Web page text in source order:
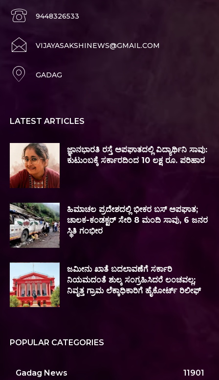
9448326533
VIJAYASAKSHINEWS@GMAIL.COM
GADAG
LATEST ARTICLES
ಜ್ಞಾನಭಾರತಿ ರಸ್ತೆ ಅಪಘಾತದಲ್ಲಿ ವಿದ್ಯಾರ್ಥಿನಿ ಸಾವು:
ಕುಟುಂಬಕ್ಕೆ ಸರ್ಕಾರದಿಂದ 10 ಲಕ್ಷ ರೂ. ಪರಿಹಾರ
ಹಿಮಾಚಲ ಪ್ರದೇಶದಲ್ಲಿ ಭೀಕರ ಬಸ್ ಅಪಘಾತ;
ಚಾಲಕ-ಕಂಡಕ್ಟರ್ ಸೇರಿ 8 ಮಂದಿ ಸಾವು, 6 ಜನರ
ಸ್ಥಿತಿ ಗಂಭೀರ
ಜಮೀನು ಖಾತೆ ಬದಲಾವಣೆಗೆ ಸರ್ಕಾರಿ
ನಿಯಮದಂತೆ ಶುಲ್ಕ ಸಂಗ್ರಹಿಸಿದರೆ ಲಂಚವಲ್ಲ;
ನಿವೃತ್ತ ಗ್ರಾಮ ಲೆಕ್ಕಾಧಿಕಾರಿಗೆ ಹೈಕೋರ್ಟ್‌ ರಿಲೀಫ್
POPULAR CATEGORIES
Gadag News 11901